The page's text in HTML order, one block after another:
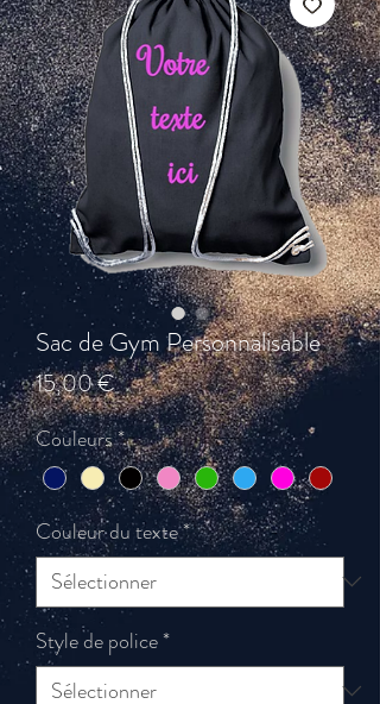
Sac de Gym Personnalisable
15,00 €Prix
Couleurs*
Couleur du texte*
Style de police*